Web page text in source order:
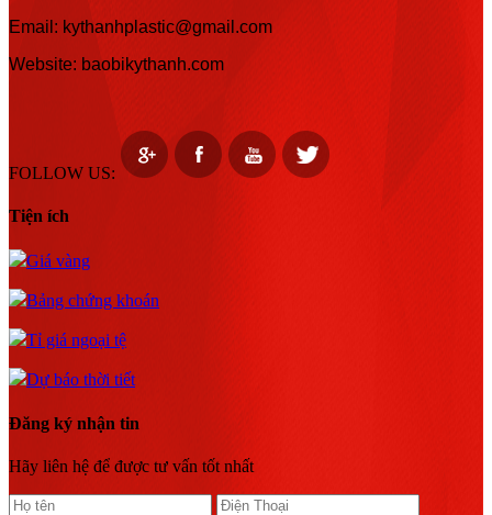
Email: kythanhplastic@gmail.com
Website: baobikythanh.com
FOLLOW US:
Tiện ích
Giá vàng
Bảng chứng khoán
Tỉ giá ngoại tệ
Dự báo thời tiết
Đăng ký nhận tin
Hãy liên hệ để được tư vấn tốt nhất